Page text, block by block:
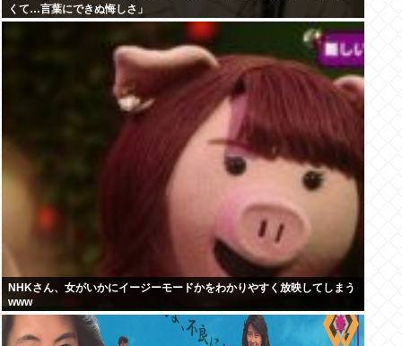
くて…言葉にできぬ悔しさ」
NHKさん、女がいかにイージーモードかをわかりやすく放映してしまう
www